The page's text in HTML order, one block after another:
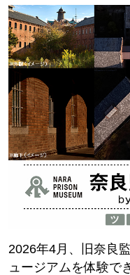
2026年4月、旧奈良
ュージアムを体験で